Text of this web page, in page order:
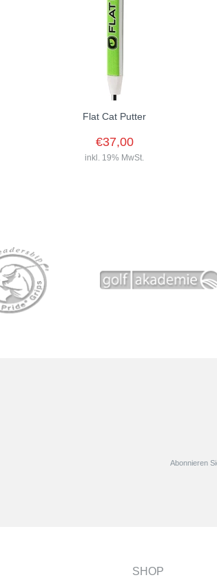
Flat Cat Putter
€37,00
inkl. 19% MwSt.
Abonnieren
SHOP